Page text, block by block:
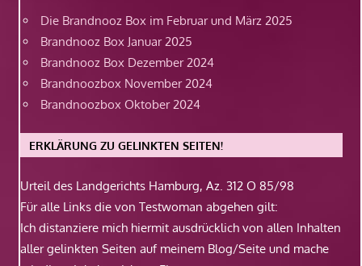
Die Brandnooz Box im Februar und März 2025
Brandnooz Box Januar 2025
Brandnooz Box Dezember 2024
Brandnoozbox November 2024
Brandnoozbox Oktober 2024
ERKLÄRUNG ZU GELINKTEN SEITEN!
Urteil des Landgerichts Hamburg, Az. 312 O 85/98
Für alle Links die von Testwoman abgehen gilt:
Ich distanziere mich hiermit ausdrücklich von allen Inhalten
aller gelinkten Seiten auf meinem Blog/Seite und mache